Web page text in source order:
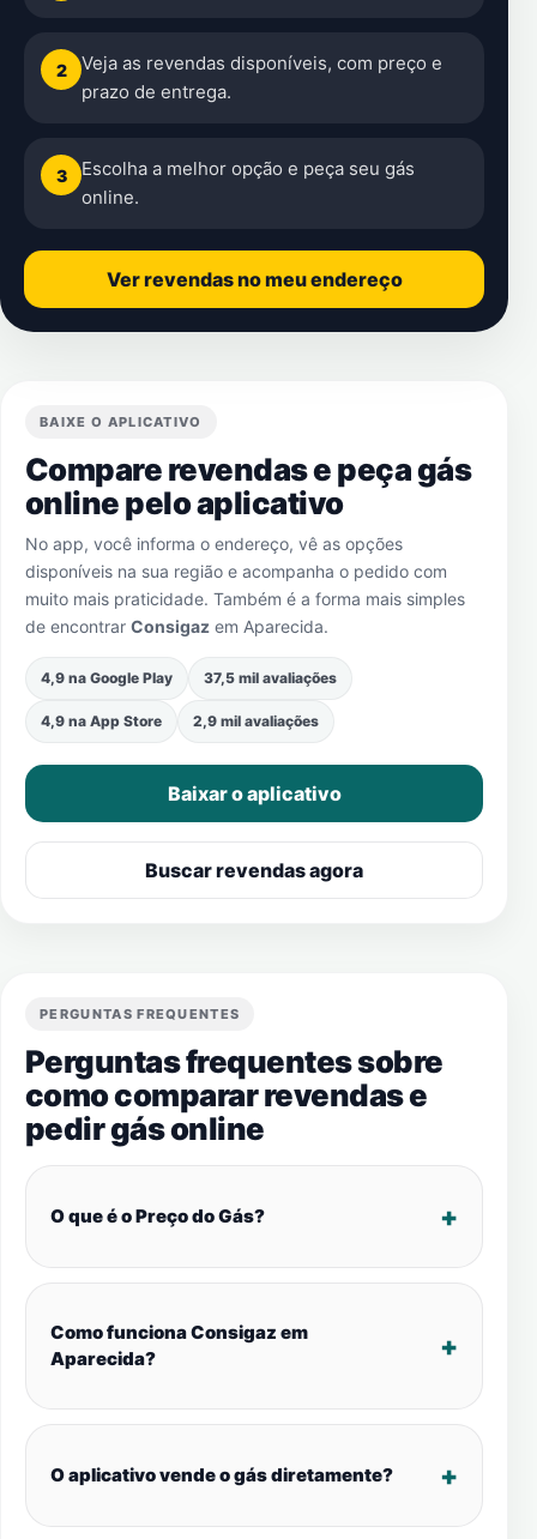
2
Veja as revendas disponíveis, com preço e
prazo de entrega.
3
Escolha a melhor opção e peça seu gás
online.
Ver revendas no meu endereço
BAIXE O APLICATIVO
Compare revendas e peça gás
online pelo aplicativo
No app, você informa o endereço, vê as opções
disponíveis na sua região e acompanha o pedido com
muito mais praticidade. Também é a forma mais simples
de encontrar Consigaz em Aparecida.
4,9 na Google Play 37,5 mil avaliações
4,9 na App Store 2,9 mil avaliações
Baixar o aplicativo
Buscar revendas agora
PERGUNTAS FREQUENTES
Perguntas frequentes sobre
como comparar revendas e
pedir gás online
O que é o Preço do Gás?
Como funciona Consigaz em
Aparecida?
O aplicativo vende o gás diretamente?